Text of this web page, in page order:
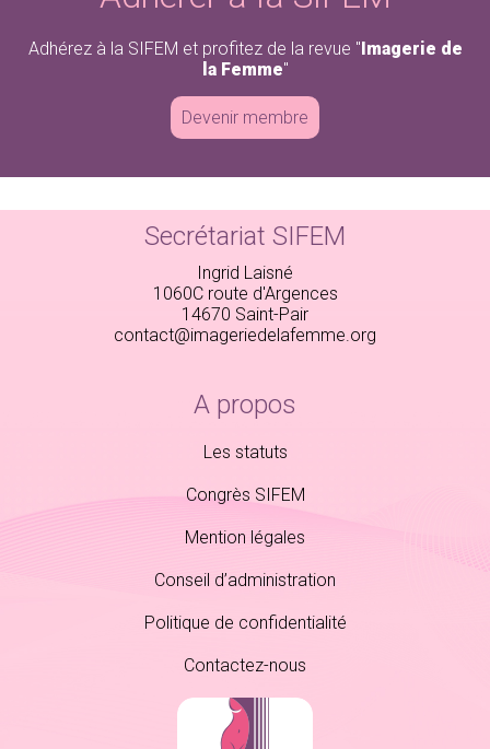
Adhérez à la SIFEM et profitez de la revue "Imagerie de
la Femme"
Devenir membre
Secrétariat SIFEM
Ingrid Laisné
1060C route d'Argences
14670 Saint-Pair
contact@imageriedelafemme.org
A propos
Les statuts
Congrès SIFEM
Mention légales
Conseil d’administration
Politique de confidentialité
Contactez-nous